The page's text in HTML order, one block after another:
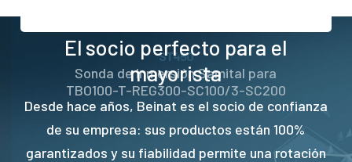
ST450
Sonda de inmersión Samital para
TBO100-T-REG300-SC100/3-SC200
El socio perfecto para el
mayorista
Desde hace años, Beinat es el socio de confianza
de su empresa: sus productos están 100%
garantizados y su fiabilidad permite una rotación